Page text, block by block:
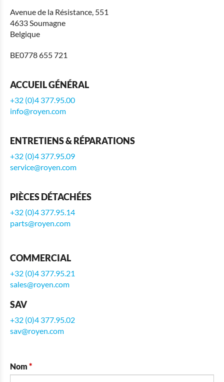
Avenue de la Résistance, 551
4633 Soumagne
Belgique
BE0778 655 721
ACCUEIL GÉNÉRAL
+32 (0)4 377.95.00
info@royen.com
ENTRETIENS & RÉPARATIONS
+32 (0)4 377.95.09
service@royen.com
PIÈCES DÉTACHÉES
+32 (0)4 377.95.14
parts@royen.com
COMMERCIAL
+32 (0)4 377.95.21
sales@royen.com
SAV
+32 (0)4 377.95.02
sav@royen.com
Nom